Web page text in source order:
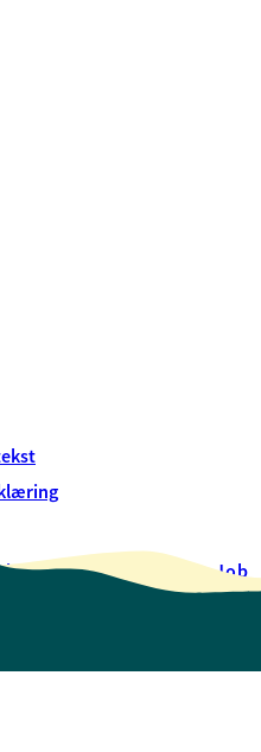
over selvbetjeningJob